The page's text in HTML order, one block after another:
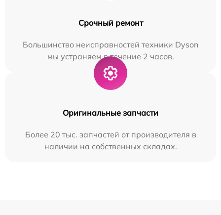
Срочный ремонт
Большинство неисправностей техники Dyson
мы устраняем в течение 2 часов.
Оригинальные запчасти
Более 20 тыс. запчастей от производителя в
наличии на собственных складах.